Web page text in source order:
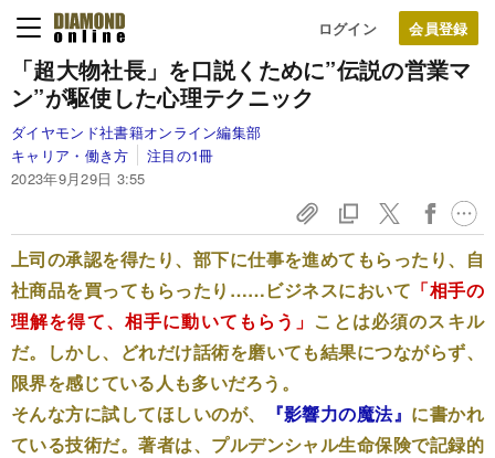
ログイン
「超大物社長」を口説くために”伝説の営業マ
ン”が駆使した心理テクニック
ダイヤモンド社書籍オンライン編集部
キャリア・働き方
注目の1冊
2023年9月29日 3:55
上司の承認を得たり、部下に仕事を進めてもらったり、自
社商品を買ってもらったり……ビジネスにおいて 「相手の
理解を得て、相手に動いてもらう」 ことは必須のスキル
だ。しかし、どれだけ話術を磨いても結果につながらず、
限界を感じている人も多いだろう。
そんな方に試してほしいのが、
『影響力の魔法』 に書かれ
ている技術だ。著者は、プルデンシャル生命保険で記録的